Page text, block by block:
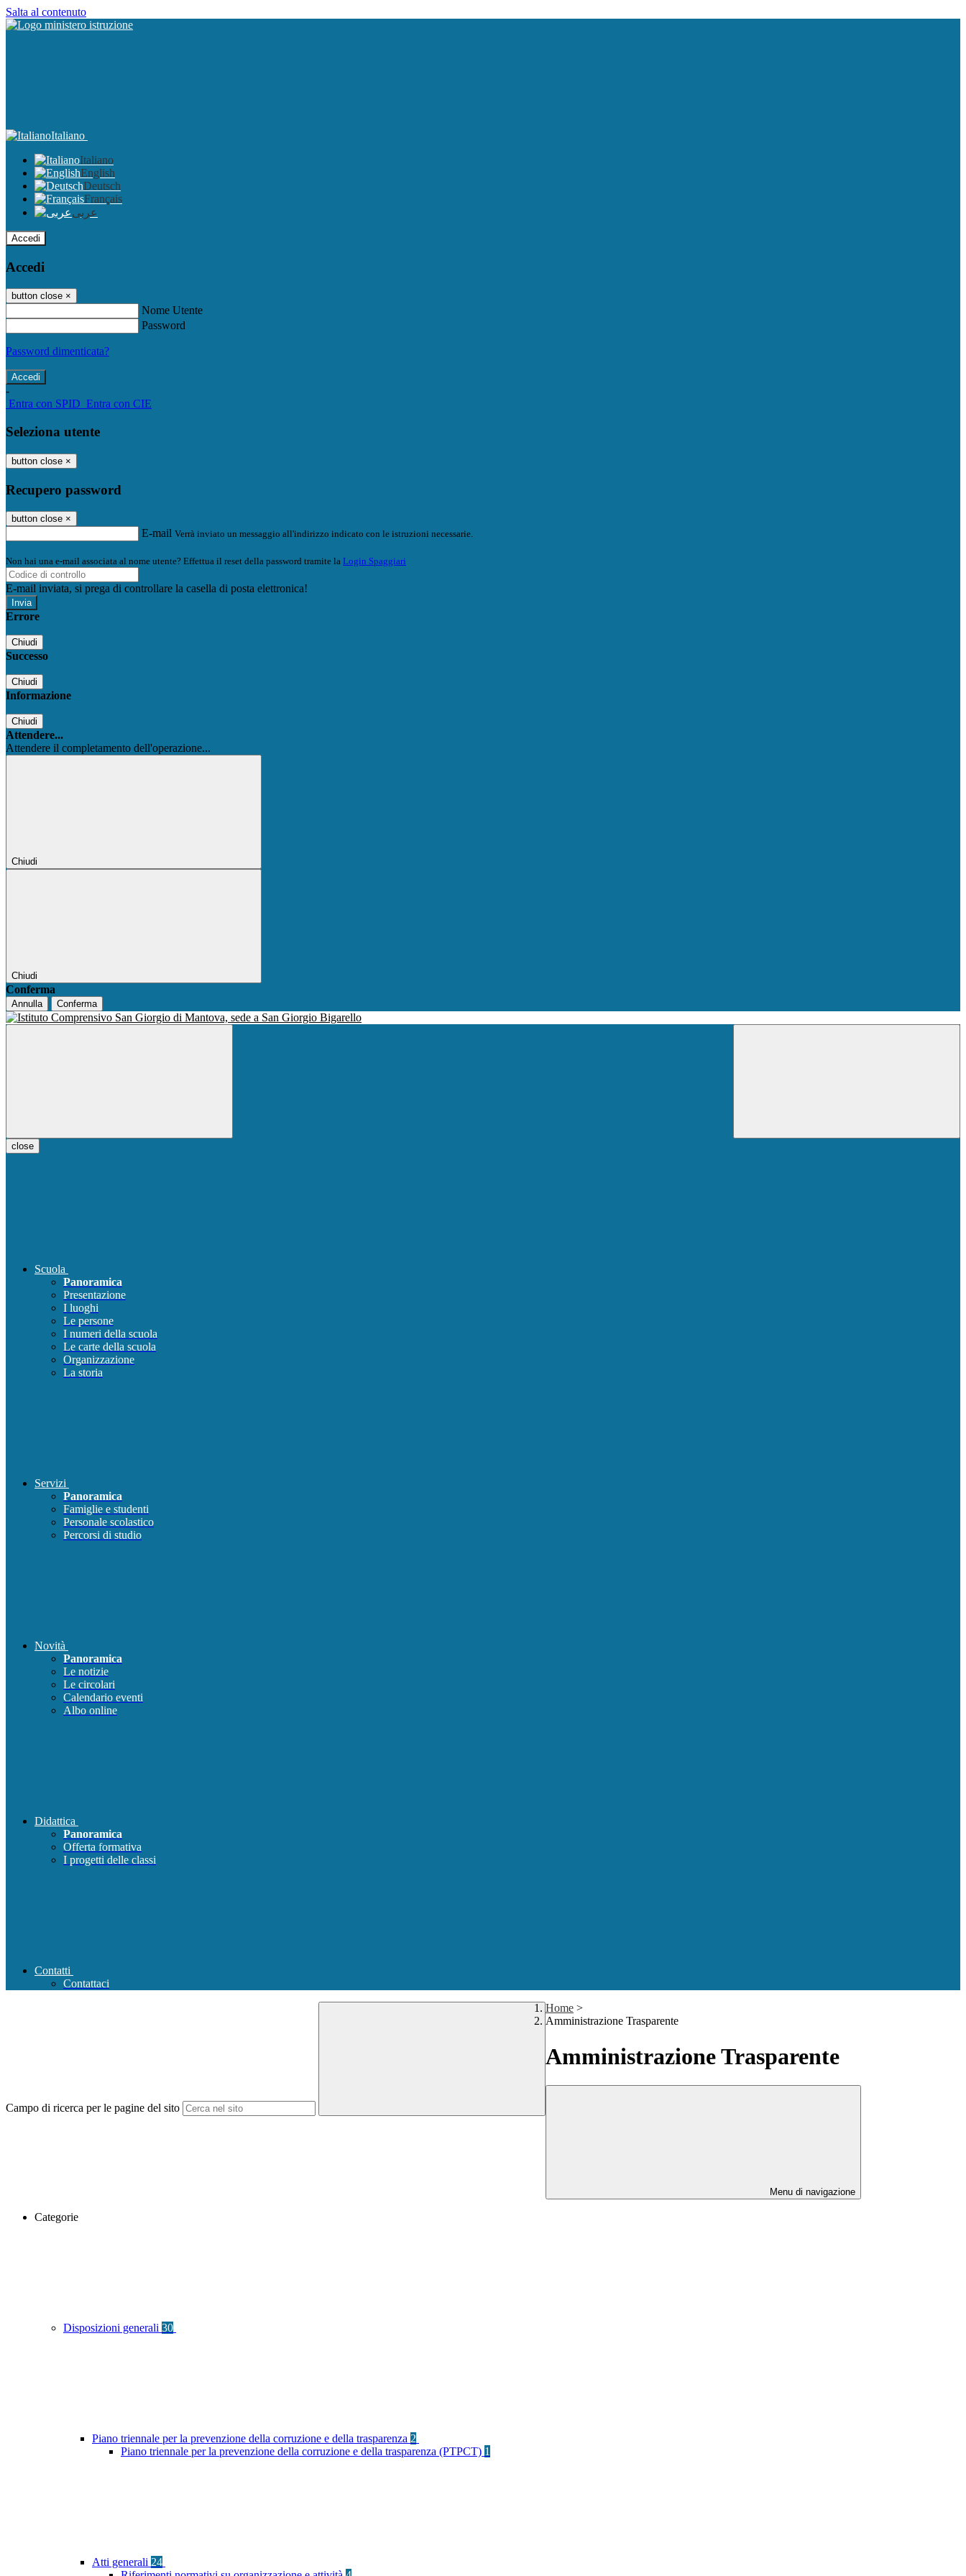
Salta al contenuto
Italiano
Italiano
English
Deutsch
Français
عربى
Accedi
Accedi
button close ×
Nome Utente
Password
Password dimenticata?
-
Entra con SPID Entra con CIE
Seleziona utente
button close ×
Recupero password
button close ×
E-mail Verrà inviato un messaggio all'indirizzo indicato con le istruzioni necessarie.
Non hai una e-mail associata al nome utente? Effettua il reset della password tramite la Login Spaggiari
E-mail inviata, si prega di controllare la casella di posta elettronica!
Errore
Chiudi
Successo
Chiudi
Informazione
Chiudi
Attendere...
Attendere il completamento dell'operazione...
Chiudi
Chiudi
Conferma
Annulla Conferma
close
Scuola
Panoramica
Presentazione
I luoghi
Le persone
I numeri della scuola
Le carte della scuola
Organizzazione
La storia
Servizi
Panoramica
Famiglie e studenti
Personale scolastico
Percorsi di studio
Novità
Panoramica
Le notizie
Le circolari
Calendario eventi
Albo online
Didattica
Panoramica
Offerta formativa
I progetti delle classi
Contatti
Contattaci
Campo di ricerca per le pagine del sito
Home >
Amministrazione Trasparente
Amministrazione Trasparente
Menu di navigazione
Categorie
Disposizioni generali 30
Piano triennale per la prevenzione della corruzione e della trasparenza 2
Piano triennale per la prevenzione della corruzione e della trasparenza (PTPCT) 1
Atti generali 24